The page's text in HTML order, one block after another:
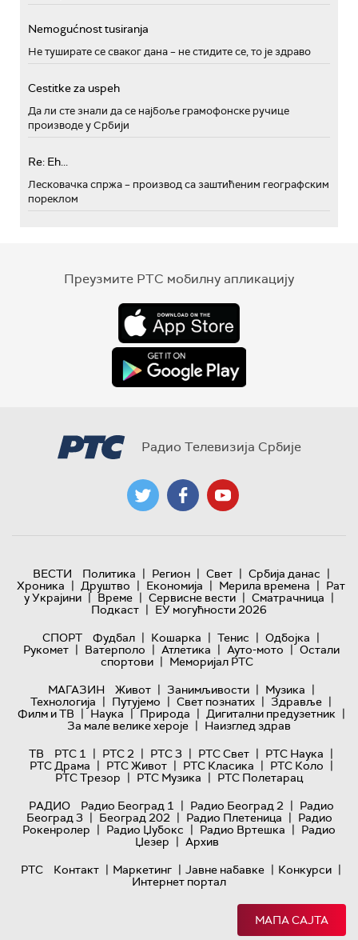
Nemogućnost tusiranja
Не туширате се сваког дана – не стидите се, то је здраво
Cestitke za uspeh
Да ли сте знали да се најбоље грамофонске ручице
производе у Србији
Re: Eh...
Лесковачка спржа – производ са заштићеним географским
пореклом
Преузмите РТС мобилну апликацију
Радио Телевизија Србије
ВЕСТИ Политика | Регион | Свет | Србија данас |
Хроника | Друштво | Економија | Мерила времена | Рат
у Украјини | Време | Сервисне вести | Сматрачница |
Подкаст | ЕУ могућности 2026
СПОРТ
Фудбал | Кошарка | Тенис | Одбојка |
Рукомет | Ватерполо | Атлетика | Ауто-мото | Остали
спортови | Меморијал РТС
МАГАЗИН
Живот | Занимљивости | Музика |
Технологијa | Путујемо | Свет познатих | Здравље |
Филм и ТВ | Наука | Природа | Дигитални предузетник |
За мале велике хероје | Наизглед здрав
ТВ
РТС 1 | РТС 2 | РТС 3 | РТС Свет | РТС Наука |
РТС Драма | РТС Живот | РТС Класика | РТС Коло |
РТС Трезор | РТС Музика | РТС Полетарац
РАДИО
Радио Београд 1 | Радио Београд 2 | Радио
Београд 3 | Београд 202 | Радио Плетеница | Радио
Рокенролер | Радио Џубокс | Радио Вртешка | Радио
Џезер | Архив
РТС
Контакт | Маркетинг | Јавне набавке | Конкурси |
Интернет портал
МАПА САЈТА